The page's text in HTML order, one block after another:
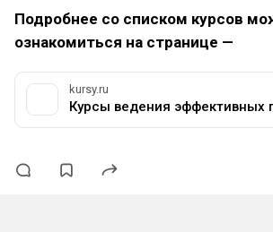
Подробнее со списком курсов
ознакомиться на странице —
kursy.ru